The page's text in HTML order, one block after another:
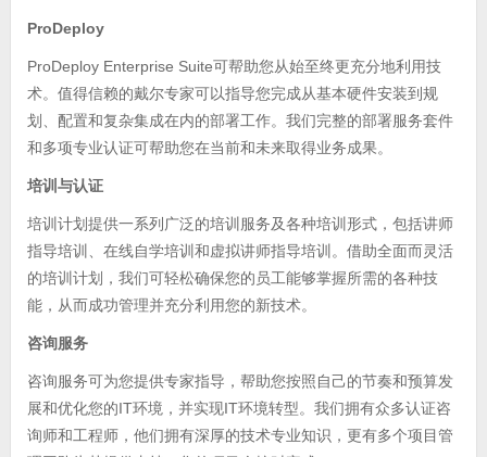
ProDeploy
ProDeploy Enterprise Suite可帮助您从始至终更充分地利用技
术。值得信赖的戴尔专家可以指导您完成从基本硬件安装到规
划、配置和复杂集成在内的部署工作。我们完整的部署服务套件
和多项专业认证可帮助您在当前和未来取得业务成果。
培训与认证
培训计划提供一系列广泛的培训服务及各种培训形式，包括讲师
指导培训、在线自学培训和虚拟讲师指导培训。借助全面而灵活
的培训计划，我们可轻松确保您的员工能够掌握所需的各种技
能，从而成功管理并充分利用您的新技术。
咨询服务
咨询服务可为您提供专家指导，帮助您按照自己的节奏和预算发
展和优化您的IT环境，并实现IT环境转型。我们拥有众多认证咨
询师和工程师，他们拥有深厚的技术专业知识，更有多个项目管